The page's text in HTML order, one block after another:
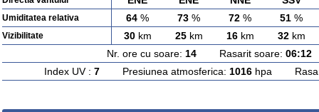
Umiditatea relativa 64 % 73 % 72 % 51 %
Vizibilitate 30km 25km 16km 32km
Nr. ore cu soare: 14Rasarit soare: 06:12
Index UV : 7 Presiunea atmosferica: 1016 hpa